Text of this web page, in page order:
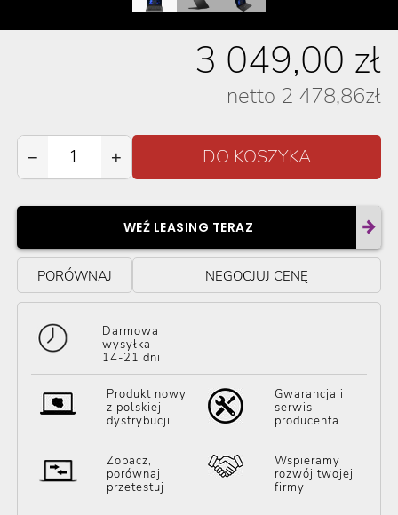
3 049,00 zł
netto 2 478,86zł
− +
WEŹ LEASING TERAZ
PORÓWNAJ NEGOCJUJ CENĘ
Darmowa
wysyłka
14-21 dni
Produkt nowy
z polskiej
dystrybucji
Gwarancja i
serwis
producenta
Zobacz,
porównaj
przetestuj
Wspieramy
rozwój twojej
firmy